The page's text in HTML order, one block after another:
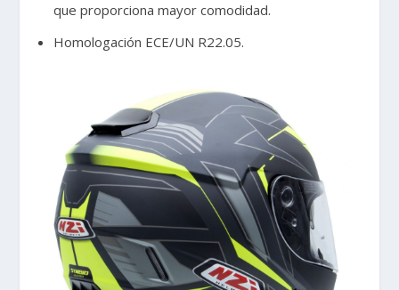
que proporciona mayor comodidad.
Homologación ECE/UN R22.05.